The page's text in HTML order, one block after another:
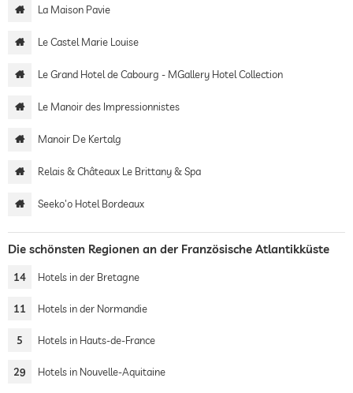
La Maison Pavie
Le Castel Marie Louise
Le Grand Hotel de Cabourg - MGallery Hotel Collection
Le Manoir des Impressionnistes
Manoir De Kertalg
Relais & Châteaux Le Brittany & Spa
Seeko'o Hotel Bordeaux
Die schönsten Regionen an der Französische Atlantikküste
14 Hotels in der Bretagne
11 Hotels in der Normandie
5 Hotels in Hauts-de-France
29 Hotels in Nouvelle-Aquitaine